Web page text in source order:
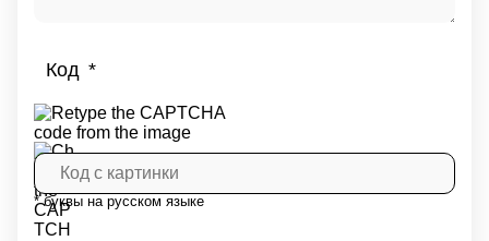
Код
* буквы на русском языке